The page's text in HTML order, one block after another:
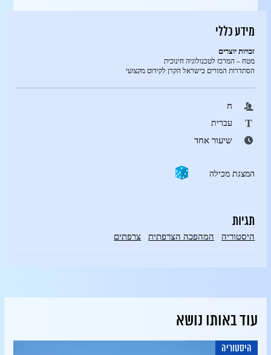
מידע כללי
זכויות יוצרים
מטח – המרכז לטכנולוגיה חינוכית
הסתדרות המורים בישראל הקרן לקידום מקצועי
ח
T עברית
שיעור אחד
המצגת מכילה
תגיות
היסטוריה המהפכה הצרפתית צרפתים
עוד באותו נושא
היסטוריה